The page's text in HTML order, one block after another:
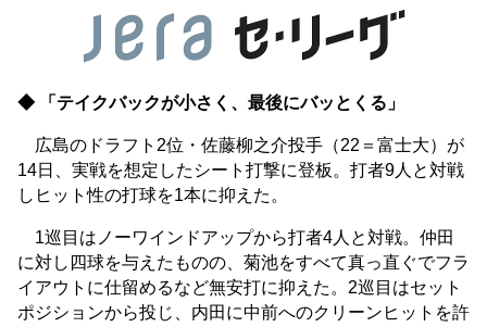
◆ 「テイクバックが小さく、最後にバッとくる」
広島のドラフト2位・佐藤柳之介投手（22＝富士大）が
14日、実戦を想定したシート打撃に登板。打者9人と対戦
しヒット性の打球を1本に抑えた。
1巡目はノーワインドアップから打者4人と対戦。仲田
に対し四球を与えたものの、菊池をすべて真っ直ぐでフラ
イアウトに仕留めるなど無安打に抑えた。2巡目はセット
ポジションから投じ、内田に中前へのクリーンヒットを許